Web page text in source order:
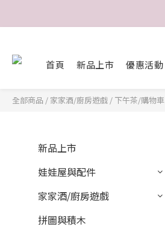
首頁 新品上市 優惠活動
全部商品 / 家家酒/廚房遊戲 / 下午茶/購物車
新品上市
娃娃屋與配件
家家酒/廚房遊戲
拼圖與積木